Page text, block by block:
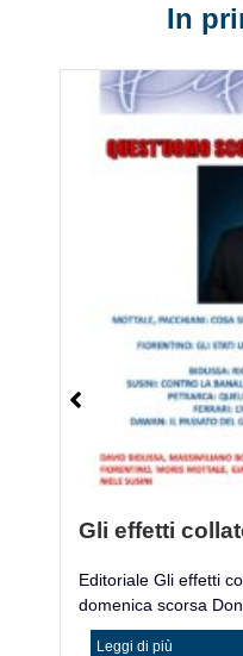
In
Gli effetti
Editoriale Gli effetti
domenica scorsa
Leggi di più